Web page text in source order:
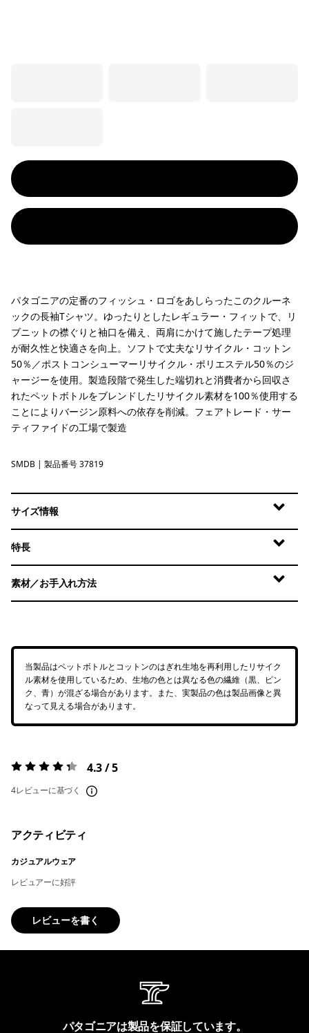
パタゴニアの定番のフィッシュ・ロゴをあしらったこのクルーネ
ックの長袖Tシャツ。ゆったりとしたレギュラー・フィットで、リ
ブニットの襟ぐりと袖口を備え、両肩にかけて施したテープ処理
が耐久性と快適さを向上。ソフトで丈夫なリサイクル・コットン
50％／ポストコンシューマーリサイクル・ポリエステル50％のジ
ャージーを使用。製造段階で発生した端切れと消費者から回収さ
れたペットボトルをブレンドしたリサイクル素材を100％使用する
ことによりバージン原料への依存を削減。フェアトレード・サー
ティファイドの工場で製造
Smolder Blue
SMDB | 製品番号 37819
サイズ情報
特長
素材／お手入れ方法
当製品はペットボトルとコットンのはぎれ生地を再利用したリサイク
ル素材を使用しているため、生地の色とは異なる色の繊維（黒、ピン
ク、青）が混ざる場合があります。また、実製品の色は製品画像と異
なって見える場合があります。
評価:4.3 / 5 4.3 / 5
4レビューに基づく
アクティビティ
カジュアルウェア
レビュアーに好評
レビューを書く
パタゴニアは製品を保証しています。